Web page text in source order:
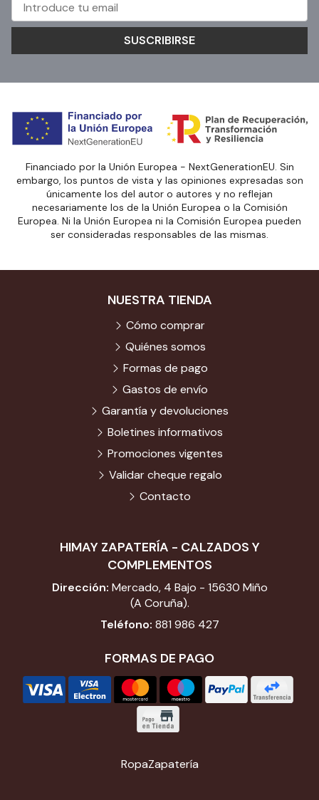
SUSCRIBIRSE
Financiado por la Unión Europea - NextGenerationEU. Sin
embargo, los puntos de vista y las opiniones expresadas son
únicamente los del autor o autores y no reflejan
necesariamente los de la Unión Europea o la Comisión
Europea. Ni la Unión Europea ni la Comisión Europea pueden
ser consideradas responsables de las mismas.
HIMAY ZAPATERÍA - CALZADOS Y
COMPLEMENTOS
Dirección: Mercado, 4 Bajo - 15630 Miño
(A Coruña).
Teléfono: 881 986 427
FORMAS DE PAGO
NUESTRA TIENDA
Cómo comprar
Quiénes somos
Formas de pago
Gastos de envío
Garantía y devoluciones
Boletines informativos
Promociones vigentes
Validar cheque regalo
Contacto
RopaZapatería